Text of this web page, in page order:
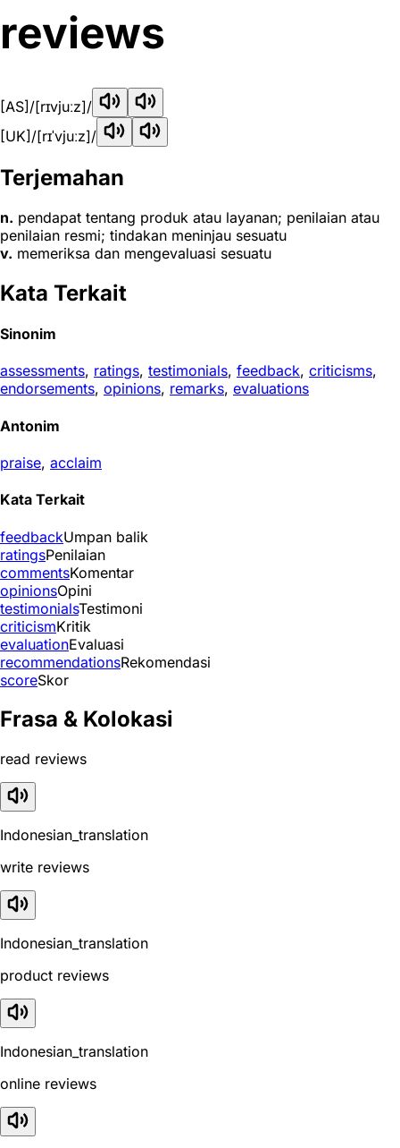
reviews
[AS] /[rɪvjuːz]/
[UK] /[rɪˈvjuːz]/
Terjemahan
n. pendapat tentang produk atau layanan; penilaian atau
penilaian resmi; tindakan meninjau sesuatu
v. memeriksa dan mengevaluasi sesuatu
Kata Terkait
Sinonim
assessments, ratings, testimonials, feedback, criticisms,
endorsements, opinions, remarks, evaluations
Antonim
praise, acclaim
Kata Terkait
feedbackUmpan balik
ratingsPenilaian
commentsKomentar
opinionsOpini
testimonialsTestimoni
criticismKritik
evaluationEvaluasi
recommendationsRekomendasi
scoreSkor
Frasa & Kolokasi
read reviews
Indonesian_translation
write reviews
Indonesian_translation
product reviews
Indonesian_translation
online reviews